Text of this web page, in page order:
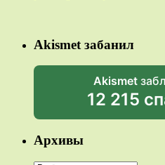
Akismet забанил
Akismet
12 215
Архивы